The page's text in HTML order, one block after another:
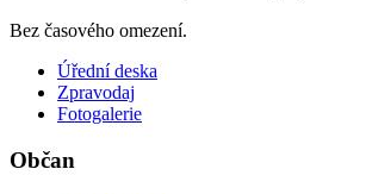
Bez časového omezení.
Úřední deska
Zpravodaj
Fotogalerie
Občan